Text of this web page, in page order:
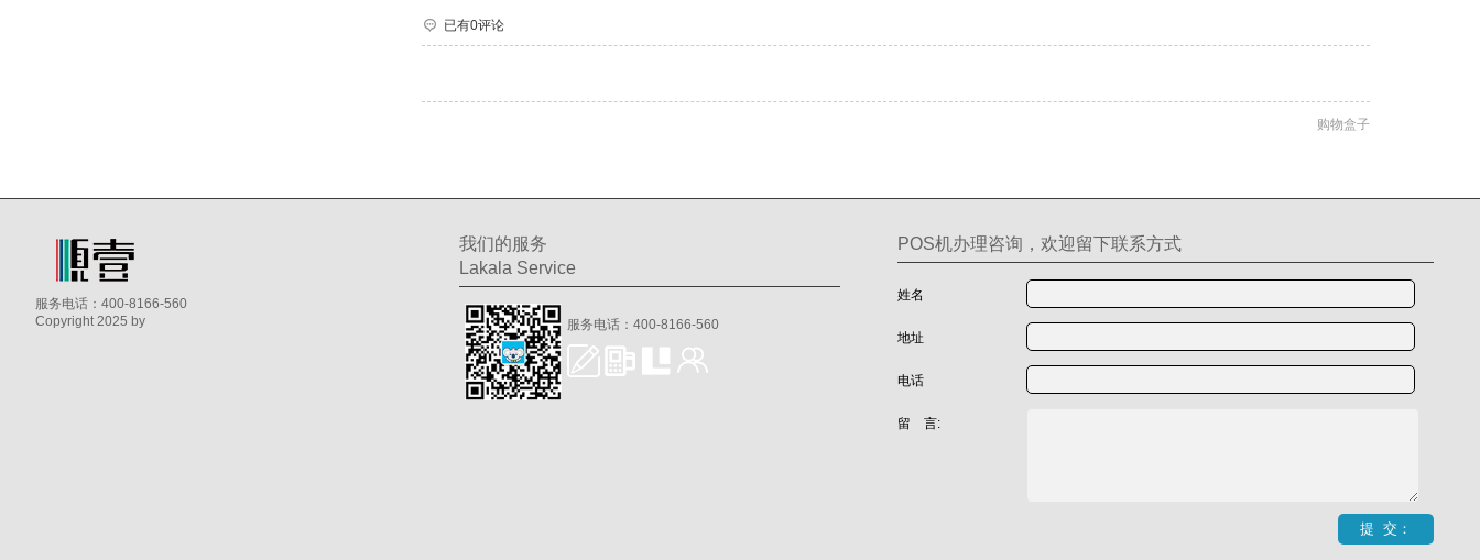
已有0评论
购物盒子
服务电话：400-8166-560
Copyright 2025 by
我们的服务
Lakala Service
服务电话：400-8166-560
POS机办理咨询，欢迎留下联系方式
姓名
地址
电话
留 言: